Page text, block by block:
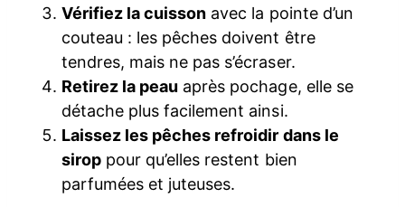
Vérifiez la cuisson avec la pointe d’un
couteau : les pêches doivent être
tendres, mais ne pas s’écraser.
Retirez la peau après pochage, elle se
détache plus facilement ainsi.
Laissez les pêches refroidir dans le
sirop pour qu’elles restent bien
parfumées et juteuses.